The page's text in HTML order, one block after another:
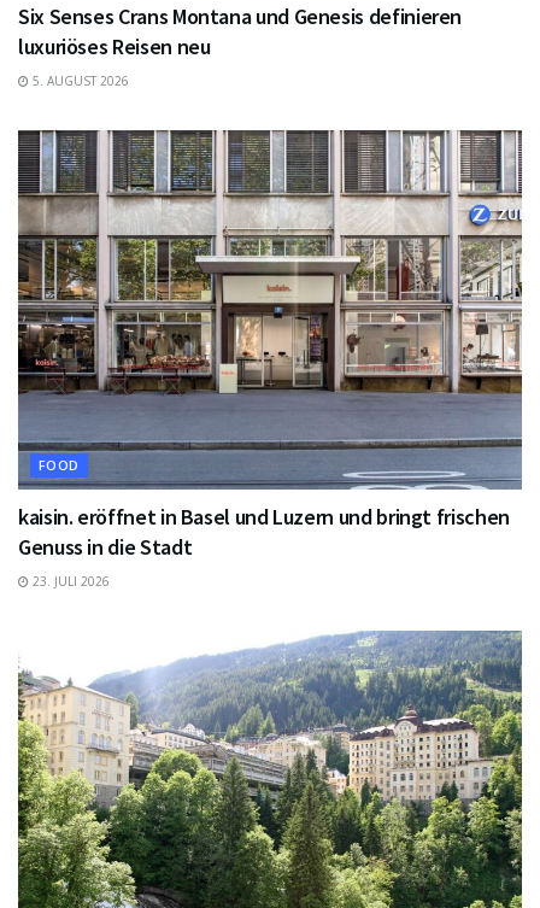
Six Senses Crans Montana und Genesis definieren
luxuriöses Reisen neu
5. AUGUST 2026
FOOD
kaisin. eröffnet in Basel und Luzern und bringt frischen
Genuss in die Stadt
23. JULI 2026